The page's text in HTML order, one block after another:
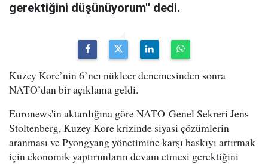
gerektiğini düşünüyorum'' dedi.
Kuzey Kore’nin 6’ncı nükleer denemesinden sonra
NATO’dan bir açıklama geldi.
Euronews'in aktardığına göre NATO Genel Sekreri Jens
Stoltenberg, Kuzey Kore krizinde siyasi çözümlerin
aranması ve Pyongyang yönetimine karşı baskıyı artırmak
için ekonomik yaptırımların devam etmesi gerektiğini